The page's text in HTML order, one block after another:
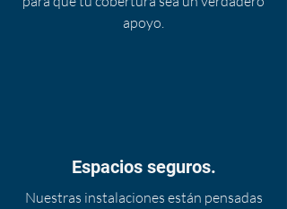
apoyo.
Espacios seguros.
Nuestras instalaciones están pensadas